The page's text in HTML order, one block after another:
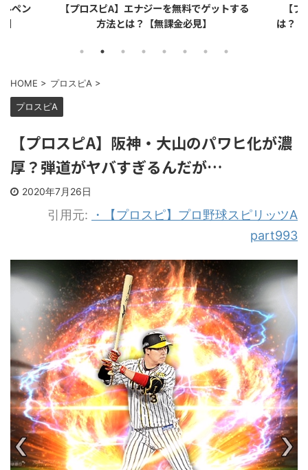
【プロスピA】エナジーを無料でゲットする
方法とは？【無課金必見】
【プロ
は？リア
HOME > プロスピA >
プロスピA
【プロスピA】阪神・大山のパワヒ化が濃
厚？弾道がヤバすぎるんだが…
2020年7月26日
引用元:
・【プロスピ】プロ野球スピリッツA
part993